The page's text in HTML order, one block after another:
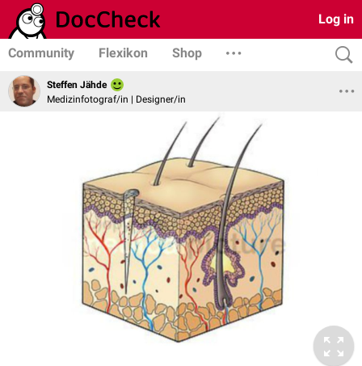
Log in
Community Flexikon Shop
Steffen Jähde
Medizinfotograf/in | Designer/in